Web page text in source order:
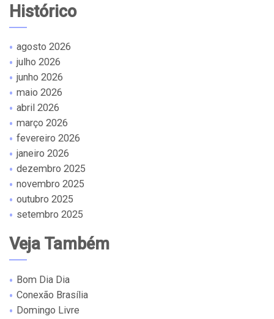
Histórico
agosto 2026
julho 2026
junho 2026
maio 2026
abril 2026
março 2026
fevereiro 2026
janeiro 2026
dezembro 2025
novembro 2025
outubro 2025
setembro 2025
Veja Também
Bom Dia Dia
Conexão Brasília
Domingo Livre